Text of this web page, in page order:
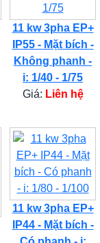
11 kw 3pha EP+
IP55 - Mặt bích -
Không phanh -
i: 1/40 - 1/75
Giá: Liên hệ
11 kw 3pha EP+
IP44 - Mặt bích -